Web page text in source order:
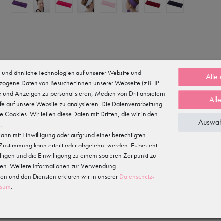
hält den Pony oder auch kürzere Haare im Zaum und sorgt auch
ähnliche Technologien auf unserer Website und
Daten von Besucher:innen unserer Webseite (z.B. IP-
und Anzeigen zu personalisieren, Medien von Drittanbietern
auf unsere Website zu analysieren. Die Datenverarbeitung
Cookies. Wir teilen diese Daten mit Dritten, die wir in den
mit Einwilligung oder aufgrund eines berechtigten
kann erteilt oder abgelehnt werden. Es besteht
und die Einwilligung zu einem späteren Zeitpunkt zu
Weitere Informationen zur Verwendung
und den Diensten erklären wir in unserer Daten­schutz­
.
Alle